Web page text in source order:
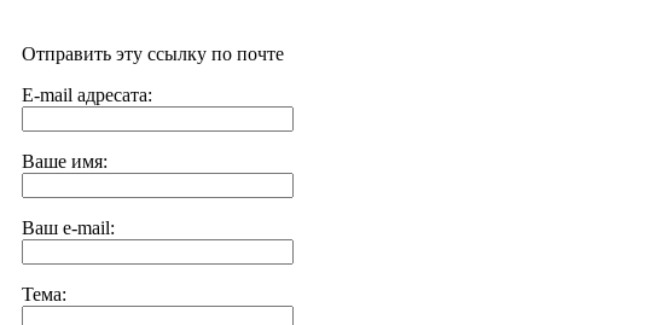
Отправить эту ссылку по почте
E-mail адресата:
Ваше имя:
Ваш e-mail:
Тема: